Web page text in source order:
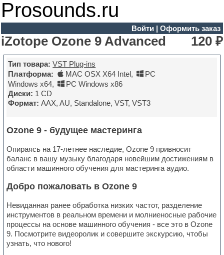
Prosounds.ru
Войти| Оформить заказ
iZotope Ozone 9 Advanced 120 ₽
Тип товара: VST Plug-ins
Платформа:
MAC OSX X64 Intel,
PC
Windows x64,
PC Windows x86
Диски: 1 CD
Формат: AAX, AU, Standalone, VST, VST3
Ozone 9 - будущее мастеринга
Опираясь на 17-летнее наследие, Ozone 9 привносит
баланс в вашу музыку благодаря новейшим достижениям в
области машинного обучения для мастеринга аудио.
Добро пожаловать в Ozone 9
Невиданная ранее обработка низких частот, разделение
инструментов в реальном времени и молниеносные рабочие
процессы на основе машинного обучения - все это в Ozone
9. Посмотрите видеоролик и совершите экскурсию, чтобы
узнать, что нового!